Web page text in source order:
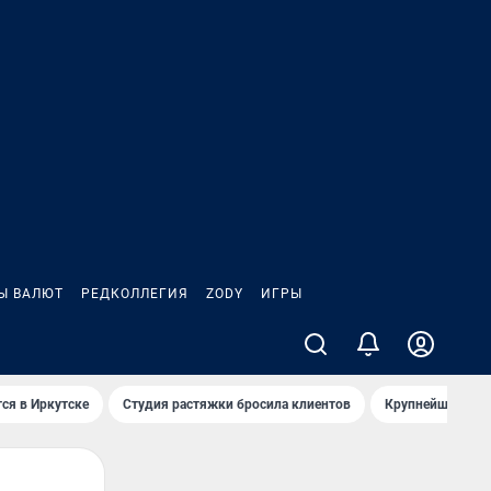
ВАЛЮТ РЕДКОЛЛЕГИЯ ZODY ИГРЫ
в Иркутске Студия растяжки бросила клиентов Крупнейшие